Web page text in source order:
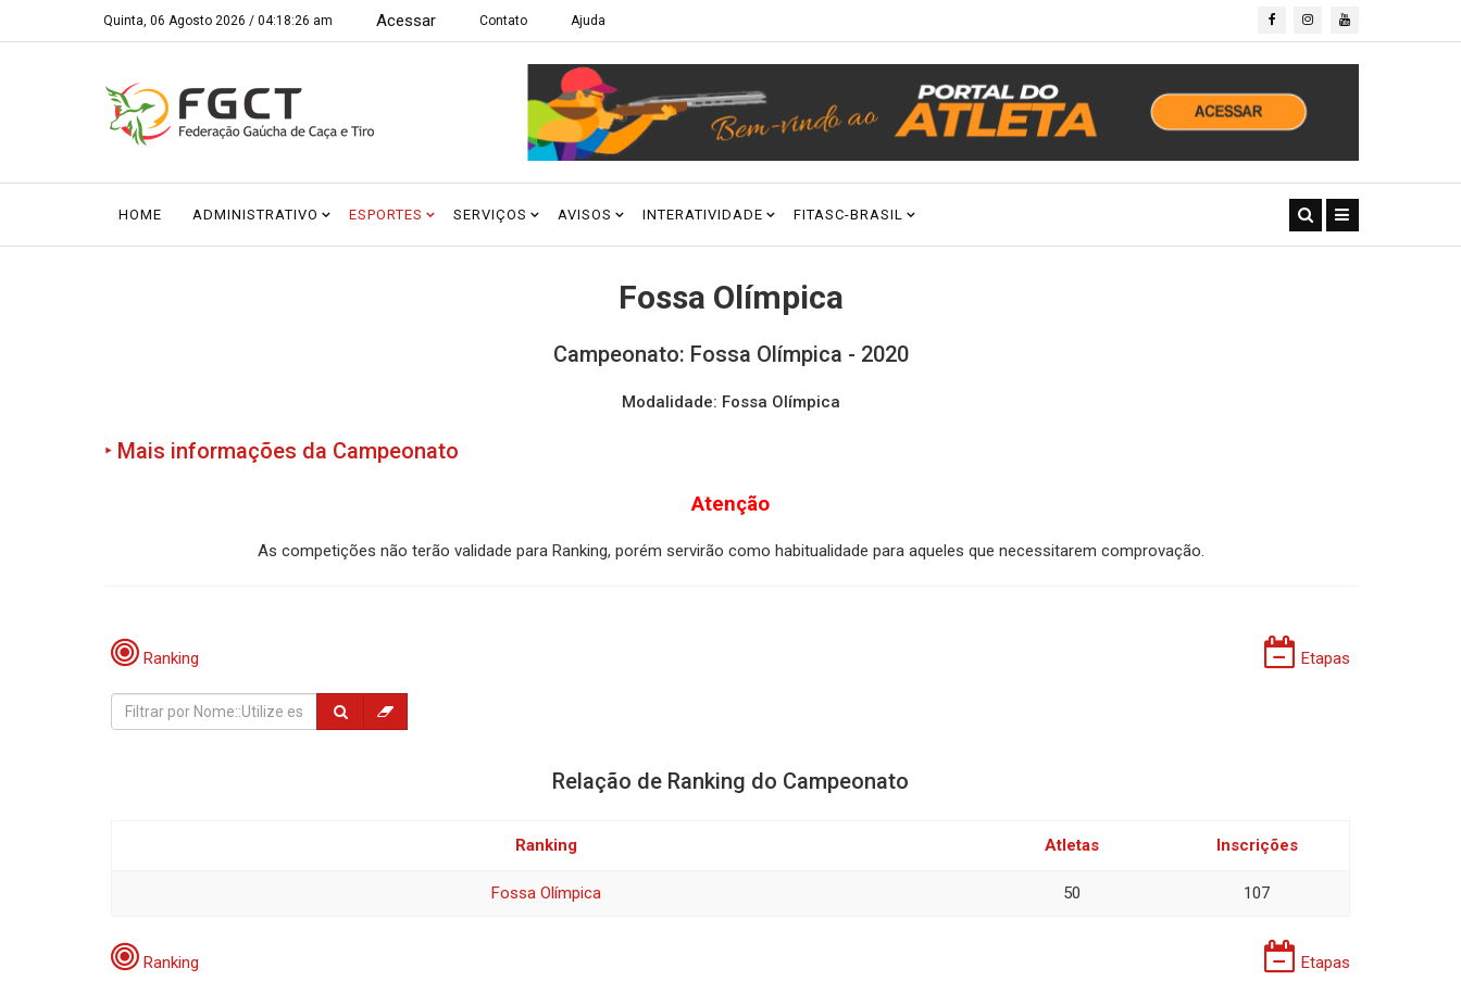
Quinta, 06 Agosto 2026 / 04:18:26 am Acessar Contato Ajuda
HOME ADMINISTRATIVO ESPORTES SERVIÇOS AVISOS INTERATIVIDADE FITASC-BRASIL
Fossa Olímpica
Campeonato: Fossa Olímpica - 2020
Modalidade: Fossa Olímpica
‣ Mais informações da Campeonato
Atenção
As competições não terão validade para Ranking, porém servirão como habitualidade para aqueles que necessitarem comprovação.
Ranking Etapas
Relação de Ranking do Campeonato
Ranking Atletas Inscrições
Fossa Olímpica 50 107
Ranking Etapas